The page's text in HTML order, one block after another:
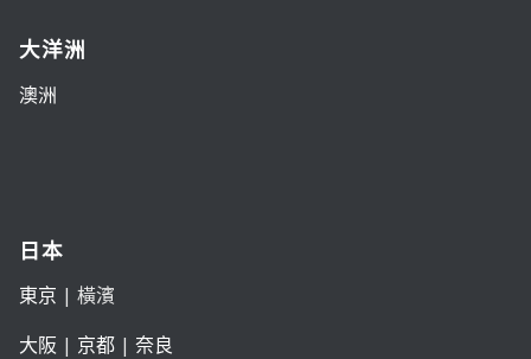
大洋洲
澳洲
日本
東京 | 橫濱
大阪 | 京都| 奈良